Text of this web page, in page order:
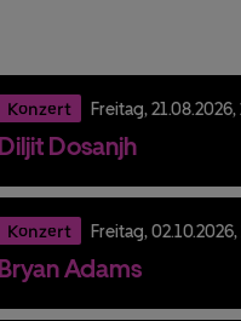
Konzert Freitag,21.08.2026,
Diljit Dosanjh
Konzert Freitag,02.10.2026,
Bryan Adams